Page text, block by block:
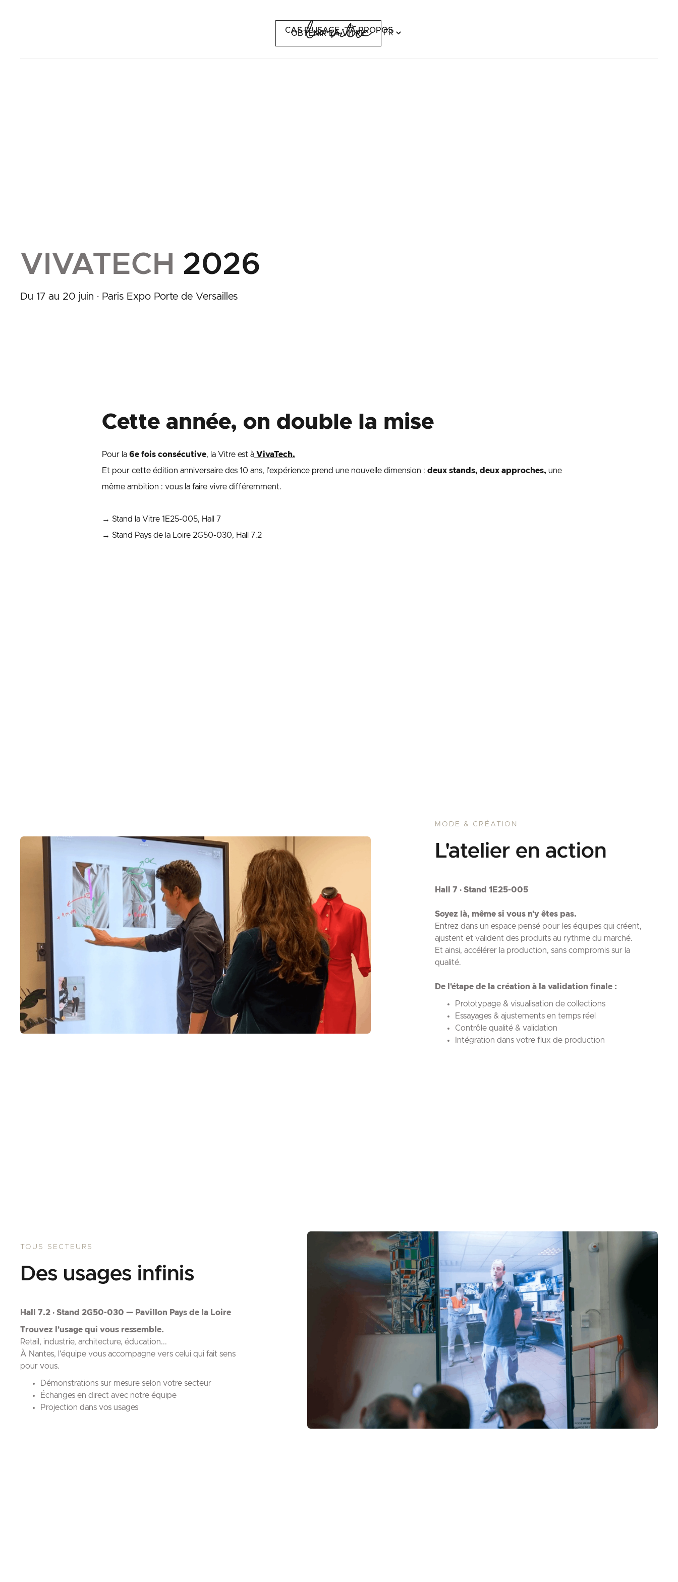
CAS D'USAGE À PROPOS
OBTENIR LA VITRE
VIVATECH 2026
Du 17 au 20 juin · Paris Expo Porte de Versailles
Cette année, on double la mise
Pour la 6e fois consécutive, la Vitre est à VivaTech.
Et pour cette édition anniversaire des 10 ans, l'expérience prend une nouvelle dimension : deux stands, deux approches, une
même ambition : vous la faire vivre différemment.
→ Stand la Vitre 1E25-005, Hall 7
→ Stand Pays de la Loire 2G50-030, Hall 7.2
MODE & CRÉATION
L'atelier en action
Hall 7 · Stand 1E25-005
Soyez là, même si vous n'y êtes pas.
Entrez dans un espace pensé pour les équipes qui créent,
ajustent et valident des produits au rythme du marché.
Et ainsi, accélérer la production, sans compromis sur la
qualité.
De l'étape de la création à la validation finale :
Prototypage & visualisation de collections
Essayages & ajustements en temps réel
Contrôle qualité & validation
Intégration dans votre flux de production
TOUS SECTEURS
Des usages infinis
Hall 7.2 · Stand 2G50-030 — Pavillon Pays de la Loire
Trouvez l'usage qui vous ressemble.
Retail, industrie, architecture, éducation...
À Nantes, l'équipe vous accompagne vers celui qui fait sens
pour vous.
Démonstrations sur mesure selon votre secteur
Échanges en direct avec notre équipe
Projection dans vos usages